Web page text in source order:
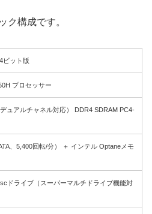
ク構成です。
ビット版
プロセッサー
ュアルチャネル対応） DDR4 SDRAM PC4-
、5,400回転/分） ＋ インテル Optaneメモ
ドライブ（スーパーマルチドライブ機能対